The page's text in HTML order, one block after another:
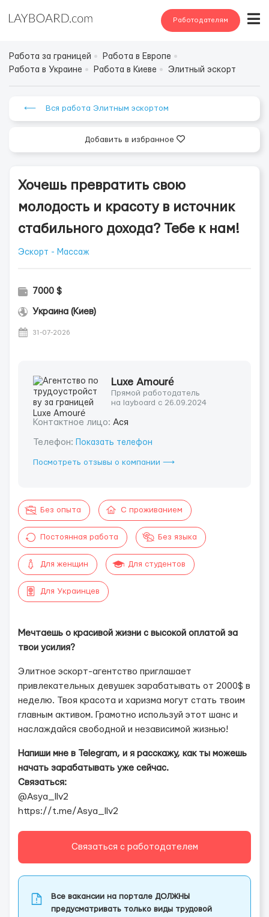
Работодателям
Работа за границей
Работа в Европе
Работа в Украине
Работа в Киеве Элитный эскорт
⟵ Вся работа Элитным эскортом
Добавить в избранное
Хочешь превратить свою
молодость и красоту в источник
стабильного дохода? Тебе к нам!
Эскорт - Массаж
7000 $
Украина (Киев)
31-07-2026
Luxe Amouré
Прямой работодатель
на layboard с 26.09.2024
Контактное лицо: Ася
Телефон: Показать телефон
Посмотреть отзывы о компании ⟶
Без опыта С проживанием
Постоянная работа Без языка
Для женщин Для студентов
Для Украинцев
Мечтаешь о красивой жизни с высокой оплатой за
твои усилия?
Элитное эскорт-агентство приглашает
привлекательных девушек зарабатывать от 2000$ в
неделю. Твоя красота и харизма могут стать твоим
главным активом. Грамотно используй этот шанс и
наслаждайся свободной и независимой жизнью!
Напиши мне в Telegram, и я расскажу, как ты можешь
начать зарабатывать уже сейчас.
Связаться:
@Asya_llv2
https://t.me/Asya_llv2
Связаться с работодателем
Все вакансии на портале ДОЛЖНЫ
предусматривать только виды трудовой